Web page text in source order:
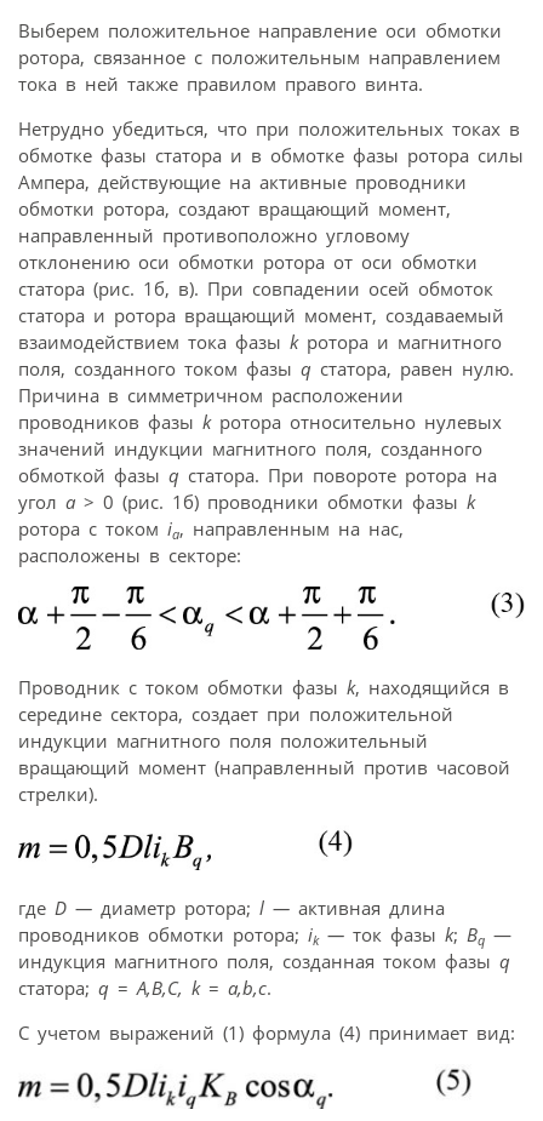
Выберем положительное направление оси обмотки
ротора, связанное с положительным направлением
тока в ней также правилом правого винта.
Нетрудно убедиться, что при положительных токах в
обмотке фазы статора и в обмотке фазы ротора силы
Ампера, действующие на активные проводники
обмотки ротора, создают вращающий момент,
направленный противоположно угловому
отклонению оси обмотки ротора от оси обмотки
статора (рис. 1б, в). При совпадении осей обмоток
статора и ротора вращающий момент, создаваемый
взаимодействием тока фазы k ротора и магнитного
поля, созданного током фазы q статора, равен нулю.
Причина в симметричном расположении
проводников фазы kротора относительно нулевых
значений индукции магнитного поля, созданного
обмоткой фазы q статора. При повороте ротора на
угол a > 0 (рис. 1б) проводники обмотки фазы k
ротора с током ia, направленным на нас,
расположены в секторе:
Проводник с током обмотки фазы k, находящийся в
середине сектора, создает при положительной
индукции магнитного поля положительный
вращающий момент (направленный против часовой
стрелки).
где D — диаметр ротора; l — активная длина
проводников обмотки ротора; ik— ток фазы k; Bq —
индукция магнитного поля, созданная током фазы q
статора; q = A,B,C, k= a,b,c.
С учетом выражений (1) формула (4) принимает вид: